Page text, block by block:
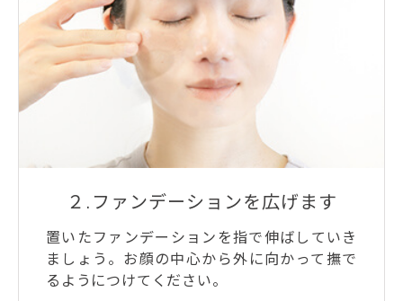
２.ファンデーションを広げます
置いたファンデーションを指で伸ばしていき
ましょう。お顔の中心から外に向かって撫で
るようにつけてください。